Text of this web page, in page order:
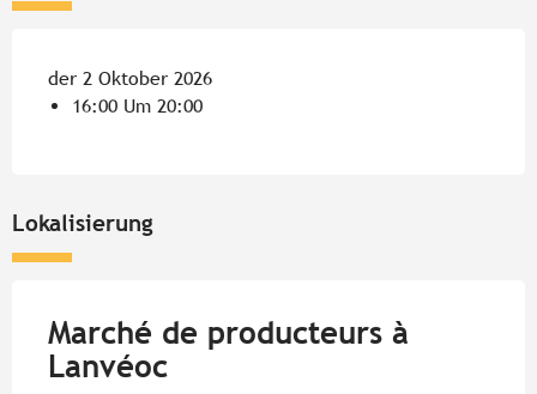
der 2 Oktober 2026
16:00 Um 20:00
Lokalisierung
Marché de producteurs à
Lanvéoc